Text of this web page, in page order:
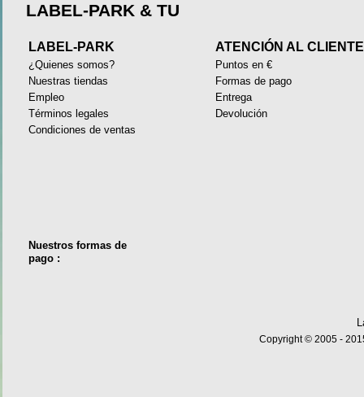
LABEL-PARK & TU
LABEL-PARK
¿Quienes somos?
Nuestras tiendas
Empleo
Términos legales
Condiciones de ventas
ATENCIÓN AL
Puntos en €
Formas de pago
Entrega
Devolución
Nuestros formas de
pago :
Copyright © 2005 -